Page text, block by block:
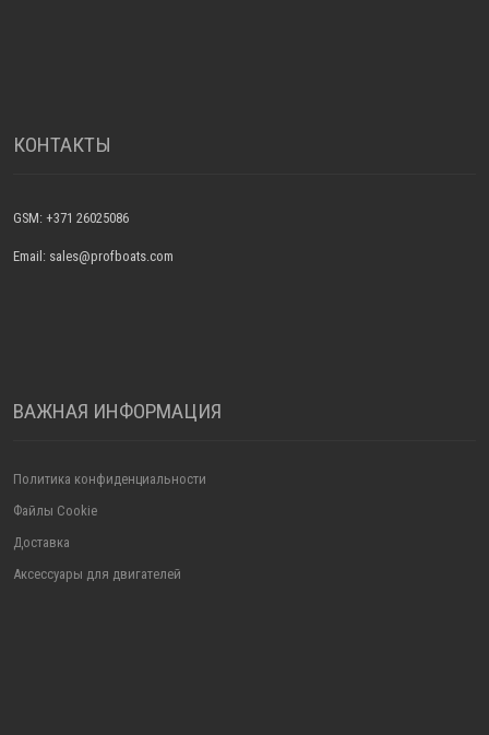
КОНТАКТЫ
GSM: +371 26025086
Email: sales@profboats.com
ВАЖНАЯ ИНФОРМАЦИЯ
Политика конфиденциальности
Файлы Cookie
Доставка
Аксессуары для двигателей